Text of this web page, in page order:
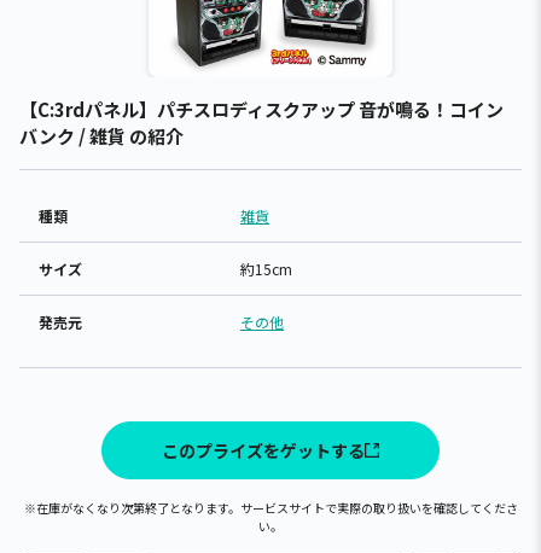
【C:3rdパネル】パチスロディスクアップ 音が鳴る！コイン
バンク / 雑貨 の紹介
種類 雑貨
サイズ 約15cm
発売元 その他
このプライズをゲットする
※在庫がなくなり次第終了となります。サービスサイトで実際の取り扱いを確認してくださ
い。